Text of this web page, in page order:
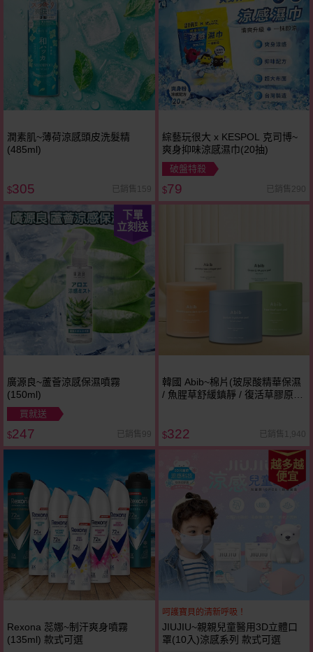
潤素肌~薄荷涼感頭皮洗髮精
(485ml)
$305 已銷售159
綜藝玩很大 x KESPOL 克司博~
爽身抑味涼感濕巾(20抽)
破盤特殺
$79 已銷售290
下單
立刻送
廣源良~蘆薈涼感保濕噴霧
(150ml)
買就送
$247 已銷售99
韓國 Abib~棉片(玻尿酸精華保濕
/ 魚腥草舒緩鎮靜 / 復活草膠原蛋
$322 已銷售1,940
Rexona 蕊娜~制汗爽身噴霧
(135ml) 款式可選
越多越
便宜
呵護寶貝的清新呼吸！
JIUJIU~親親兒童醫用3D立體口
罩(10入)涼感系列 款式可選